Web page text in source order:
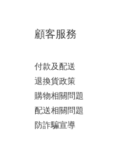
顧客服務
付款及配送
退換貨政策
購物相關問題
配送相關問題
防詐騙宣導